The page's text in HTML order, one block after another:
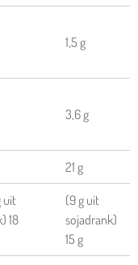
1,5 g
3,6 g
21 g
uit
18
(9 g uit
sojadrank)
15 g